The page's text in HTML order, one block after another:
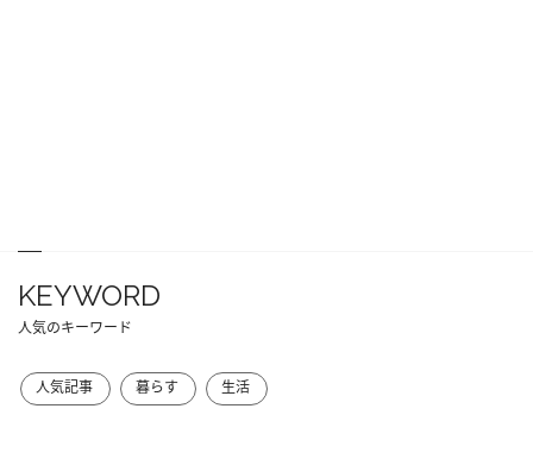
KEYWORD
人気のキーワード
人気記事 暮らす 生活